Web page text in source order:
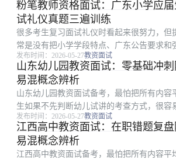
执行、能复盘、能改进的动作。 一、从考
点：小学面试 小学面...
粉笔教师资格面试：广东小学应
试礼仪真题三遍训练
很多考生复习面试礼仪时看起来很努力，但
常是没有把小学学段特点、广东公告要求和
来。本文只解决一个具体问题：怎样把真题
执行、能复盘、能改进的动作。 一、这篇适
礼仪 围绕广东小学...
发布时间：2026-05-27教资面试
山东幼儿园教资面试：零基础冲
易混概念辨析
山东幼儿园教资面试备考，最怕把所有内容
生如果不先判断幼儿试讲的考查方式，很容
现在分数或表现上。围绕易混概念辨析，更
高频环节，再安排背诵、刷题或模拟。 一、
习重点：幼儿试讲...
发布时间：2026-05-27教资面试
江西高中教资面试：在职错题复
易混概念辨析
江西高中教资面试备考，最怕把所有内容平